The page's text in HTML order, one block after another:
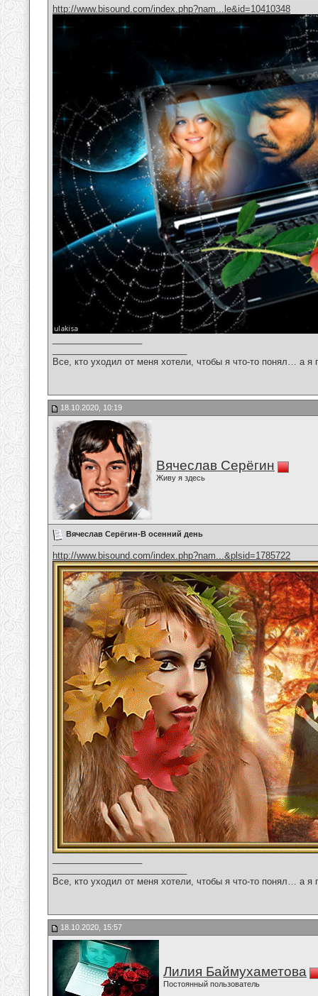
http://www.bisound.com/index.php?nam...le&id=10410348
Все, кто уходил от меня хотели, чтобы я что-то понял… а
18.10.2020, 10:19
Вячеслав Серёгин
Живу я здесь
Вячеслав Серёгин-В осенний день
http://www.bisound.com/index.php?nam...&plsid=1785722
Все, кто уходил от меня хотели, чтобы я что-то понял… а
18.10.2020, 15:57
Лилия Баймухаметова
Постоянный пользователь